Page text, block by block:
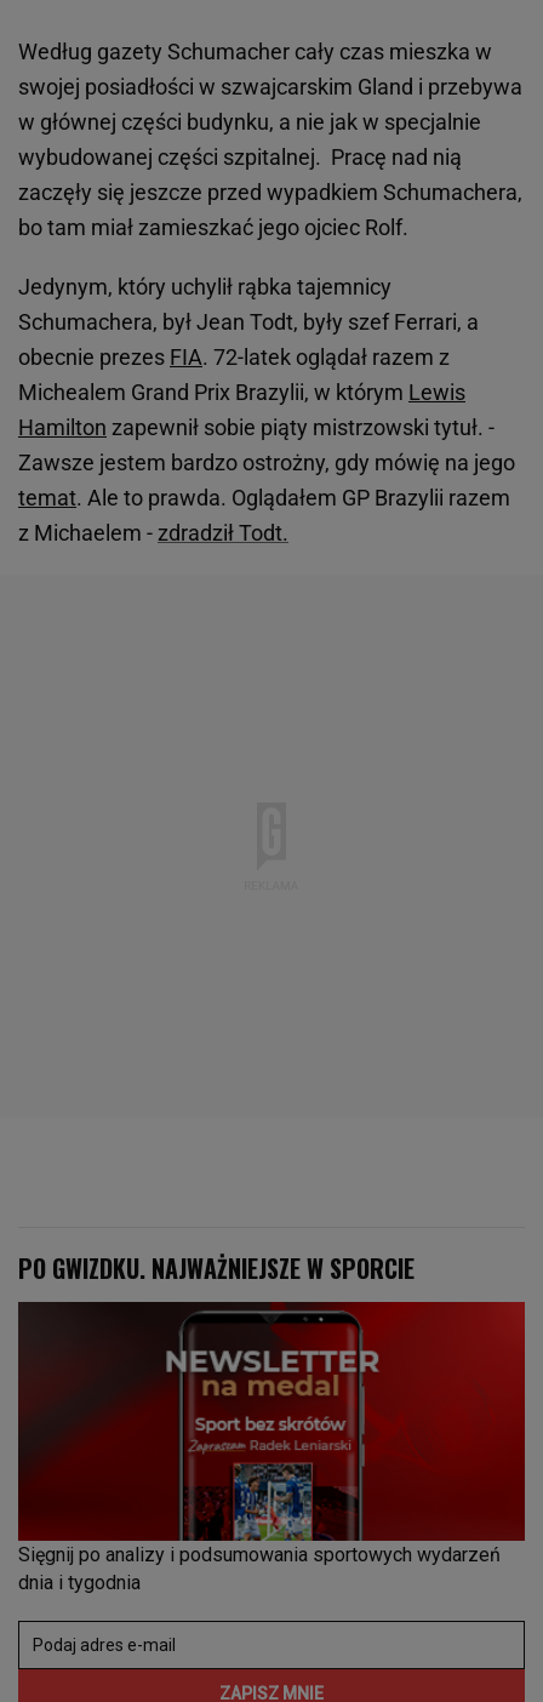
Według gazety Schumacher cały czas mieszka w
swojej posiadłości w szwajcarskim Gland i przebywa
w głównej części budynku, a nie jak w specjalnie
wybudowanej części szpitalnej. Pracę nad nią
zaczęły się jeszcze przed wypadkiem Schumachera,
bo tam miał zamieszkać jego ojciec Rolf.
Jedynym, który uchylił rąbka tajemnicy
Schumachera, był Jean Todt, były szef Ferrari, a
obecnie prezes FIA. 72-latek oglądał razem z
Michealem Grand Prix Brazylii, w którym Lewis
Hamilton zapewnił sobie piąty mistrzowski tytuł. -
Zawsze jestem bardzo ostrożny, gdy mówię na jego
temat. Ale to prawda. Oglądałem GP Brazylii razem
z Michaelem - zdradził Todt.